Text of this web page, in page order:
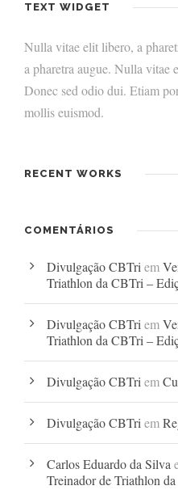
TEXT WIDGET
Nulla vitae elit libero, a
a pharetra augue. Nulla vitae
Donec sed odio dui. Etiam
mollis euismod.
RECENT WORKS
COMENTÁRIOS
Divulgação CBTri em
Triathlon da CBTri –
Divulgação CBTri em
Triathlon da CBTri –
Divulgação CBTri em
Divulgação CBTri em
Carlos Eduardo da Silva
Treinador de Triathlon